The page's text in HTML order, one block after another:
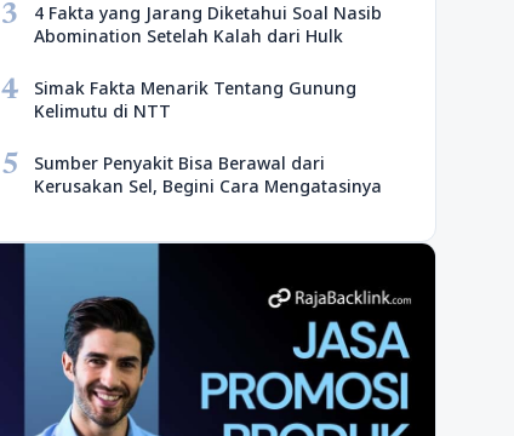
3
4 Fakta yang Jarang Diketahui Soal Nasib
Abomination Setelah Kalah dari Hulk
4
Simak Fakta Menarik Tentang Gunung
Kelimutu di NTT
5
Sumber Penyakit Bisa Berawal dari
Kerusakan Sel, Begini Cara Mengatasinya